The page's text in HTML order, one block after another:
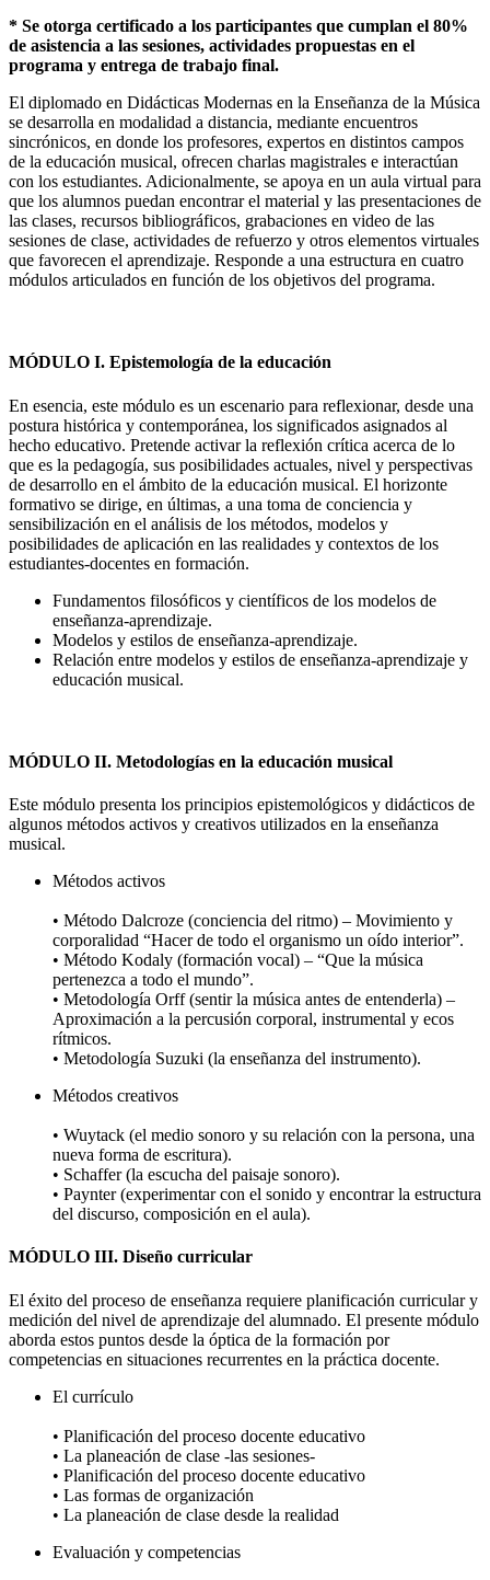
* Se otorga certificado a los participantes que cumplan el 80%
de asistencia a las sesiones, actividades propuestas en el
programa y entrega de trabajo final.
El diplomado en Didácticas Modernas en la Enseñanza de la Música
se desarrolla en modalidad a distancia, mediante encuentros
sincrónicos, en donde los profesores, expertos en distintos campos
de la educación musical, ofrecen charlas magistrales e interactúan
con los estudiantes. Adicionalmente, se apoya en un aula virtual para
que los alumnos puedan encontrar el material y las presentaciones de
las clases, recursos bibliográficos, grabaciones en video de las
sesiones de clase, actividades de refuerzo y otros elementos virtuales
que favorecen el aprendizaje. Responde a una estructura en cuatro
módulos articulados en función de los objetivos del programa.
MÓDULO I. Epistemología de la educación
En esencia, este módulo es un escenario para reflexionar, desde una
postura histórica y contemporánea, los significados asignados al
hecho educativo. Pretende activar la reflexión crítica acerca de lo
que es la pedagogía, sus posibilidades actuales, nivel y perspectivas
de desarrollo en el ámbito de la educación musical. El horizonte
formativo se dirige, en últimas, a una toma de conciencia y
sensibilización en el análisis de los métodos, modelos y
posibilidades de aplicación en las realidades y contextos de los
estudiantes-docentes en formación.
Fundamentos filosóficos y científicos de los modelos de
enseñanza-aprendizaje.
Modelos y estilos de enseñanza-aprendizaje.
Relación entre modelos y estilos de enseñanza-aprendizaje y
educación musical.
MÓDULO II. Metodologías en la educación musical
Este módulo presenta los principios epistemológicos y didácticos de
algunos métodos activos y creativos utilizados en la enseñanza
musical.
Métodos activos
• Método Dalcroze (conciencia del ritmo) – Movimiento y
corporalidad “Hacer de todo el organismo un oído interior”.
• Método Kodaly (formación vocal) – “Que la música
pertenezca a todo el mundo”.
• Metodología Orff (sentir la música antes de entenderla) –
Aproximación a la percusión corporal, instrumental y ecos
rítmicos.
• Metodología Suzuki (la enseñanza del instrumento).
Métodos creativos
• Wuytack (el medio sonoro y su relación con la persona, una
nueva forma de escritura).
• Schaffer (la escucha del paisaje sonoro).
• Paynter (experimentar con el sonido y encontrar la estructura
del discurso, composición en el aula).
MÓDULO III. Diseño curricular
El éxito del proceso de enseñanza requiere planificación curricular y
medición del nivel de aprendizaje del alumnado. El presente módulo
aborda estos puntos desde la óptica de la formación por
competencias en situaciones recurrentes en la práctica docente.
El currículo
• Planificación del proceso docente educativo
• La planeación de clase -las sesiones-
• Planificación del proceso docente educativo
• Las formas de organización
• La planeación de clase desde la realidad
Evaluación y competencias